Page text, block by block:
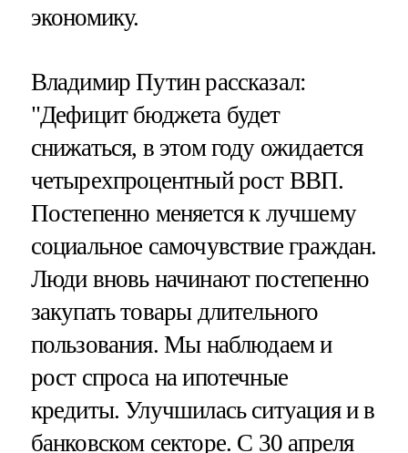
экономику.
Владимир Путин рассказал:
"Дефицит бюджета будет
снижаться, в этом году ожидается
четырехпроцентный рост ВВП.
Постепенно меняется к лучшему
социальное самочувствие граждан.
Люди вновь начинают постепенно
закупать товары длительного
пользования. Мы наблюдаем и
рост спроса на ипотечные
кредиты. Улучшилась ситуация и в
банковском секторе. С 30 апреля